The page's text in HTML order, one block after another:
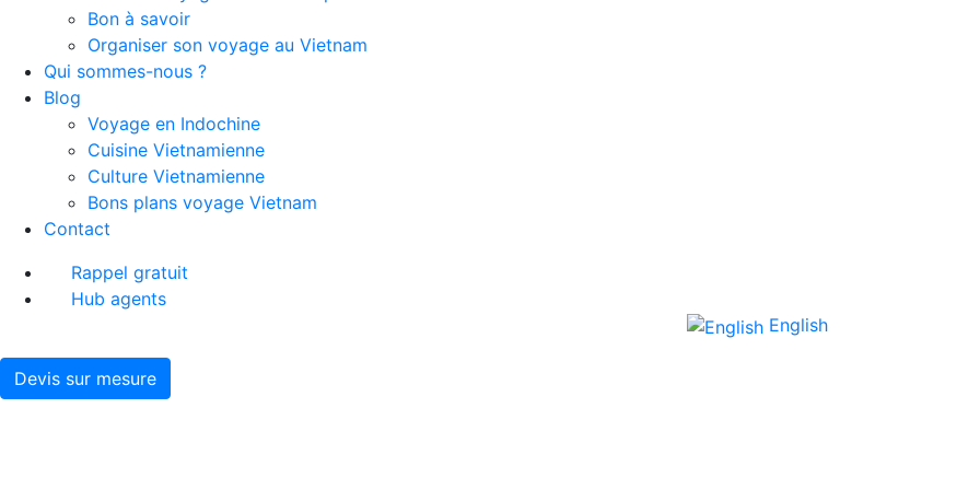
Bon à savoir
Organiser son voyage au Vietnam
Qui sommes-nous ?
Blog
Voyage en Indochine
Cuisine Vietnamienne
Culture Vietnamienne
Bons plans voyage Vietnam
Contact
Rappel gratuit
Hub agents
English
Devis sur mesure